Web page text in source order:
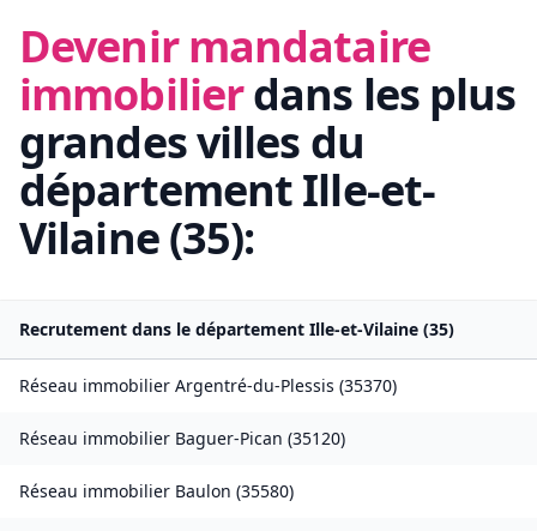
Devenir mandataire
immobilierdans les plus
grandes villes du
départementIlle-et-
Vilaine(35):
Recrutement dans le département Ille-et-Vilaine (35)
Réseau immobilier Argentré-du-Plessis (35370)
Réseau immobilier Baguer-Pican (35120)
Réseau immobilier Baulon (35580)